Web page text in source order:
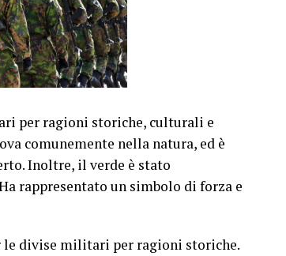
per ragioni storiche, culturali e
comunemente nella natura, ed è
Inoltre, il verde è stato
rappresentato un simbolo di forza e
le divise militari per ragioni storiche.